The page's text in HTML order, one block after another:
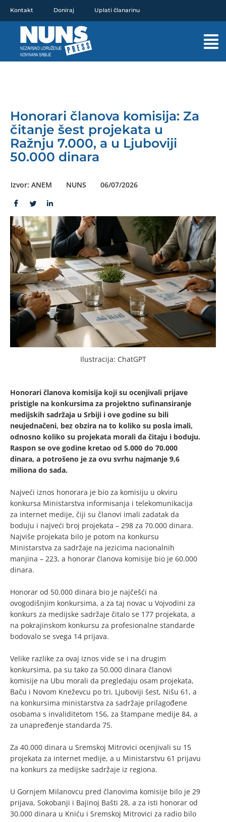
sadržaj
Kontakt Doniraj Uplati članarinu
Honorari članova komisija: Za
čitanje šest projekata u
Ražnju 7.000, a u Ljuboviji
50.000 dinara
Izvor: ANEM NUNS 06/07/2026
Ilustracija: ChatGPT
Honorari članova komisija koji su ocenjivali prijave
pristigle na konkursima za projektno sufinansiranje
medijskih sadržaja u Srbiji i ove godine su bili
neujednačeni, bez obzira na to koliko su posla imali,
odnosno koliko su projekata morali da čitaju i boduju.
Raspon se ove godine kretao od 5.000 do 70.000
dinara, a potrošeno je za ovu svrhu najmanje 9,6
miliona do sada.
Najveći iznos honorara je bio za komisiju u okviru
konkursa Ministarstva informisanja i telekomunikacija
za internet medije, čiji su članovi imali zadatak da
boduju i najveći broj projekata – 298 za 70.000 dinara.
Najviše projekata bilo je potom na konkursu
Ministarstva za sadržaje na jezicima nacionalnih
manjina – 223, a honorar članova komisije bio je 60.000
dinara.
Honorar od 50.000 dinara bio je najčešći na
ovogodišnjim konkursima, a za taj novac u Vojvodini za
konkurs za medijske sadržaje čitalo se 177 projekata, a
na pokrajinskom konkursu za profesionalne standarde
bodovalo se svega 14 prijava.
Velike razlike za ovaj iznos vide se i na drugim
konkursima, pa su tako za 50.000 dinara članovi
komisije na Ubu morali da pregledaju osam projekata,
Baču i Novom Kneževcu po tri, Ljuboviji šest, Nišu 61, a
na konkursima ministarstva za sadržaje prilagođene
osobama s invaliditetom 156, za štampane medije 84, a
za unapređenje standarda 75.
Za 40.000 dinara u Sremskoj Mitrovici ocenjivali su 15
projekata za internet medije, a u Ministarstvu 61 prijavu
na konkurs za medijske sadržaje iz regiona.
U Gornjem Milanovcu pred članovima komisije bilo je 29
prijava, Sokobanji i Bajinoj Bašti 28, a za isti honorar od
30.000 dinara u Kniću i Sremskoj Mitrovici za radio bilo